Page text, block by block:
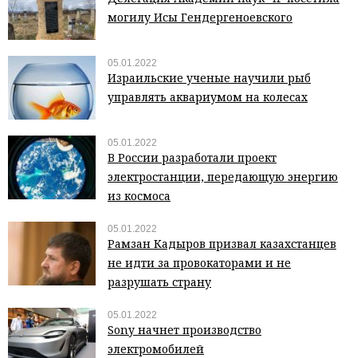
могилу Исы Гендергеноевского
05.01.2022
Израильские ученые научили рыб
управлять аквариумом на колесах
05.01.2022
В России разработали проект
электростанции, передающую энергию
из космоса
05.01.2022
Рамзан Кадыров призвал казахстанцев
не идти за провокаторами и не
разрушать страну
05.01.2022
Sony начнет производство
электромобилей